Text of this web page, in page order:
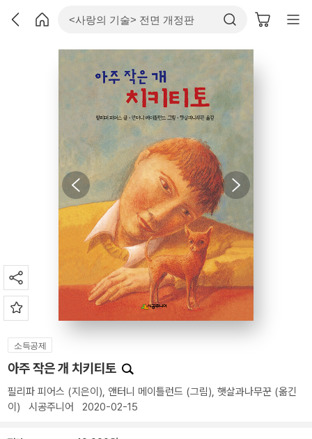
소득공제
아주 작은 개 치키티토
필리파 피어스 (지은이), 앤터니 메이틀런드 (그림), 햇살과나무꾼 (옮긴
이) 시공주니어 2020-02-15